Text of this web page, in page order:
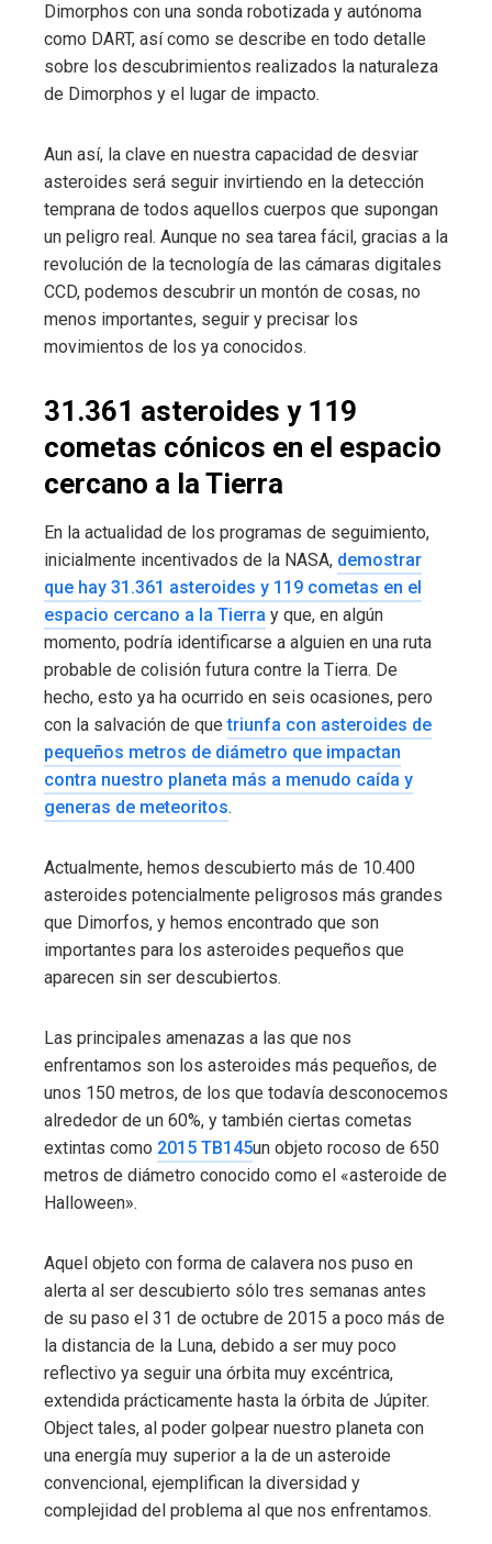
Dimorphos con una sonda robotizada y autónoma
como DART, así como se describe en todo detalle
sobre los descubrimientos realizados la naturaleza
de Dimorphos y el lugar de impacto.
Aun así, la clave en nuestra capacidad de desviar
asteroides será seguir invirtiendo en la detección
temprana de todos aquellos cuerpos que supongan
un peligro real. Aunque no sea tarea fácil, gracias a la
revolución de la tecnología de las cámaras digitales
CCD, podemos descubrir un montón de cosas, no
menos importantes, seguir y precisar los
movimientos de los ya conocidos.
31.361 asteroides y 119
cometas cónicos en el espacio
cercano a la Tierra
En la actualidad de los programas de seguimiento,
inicialmente incentivados de la NASA, demostrar
que hay 31.361 asteroides y 119 cometas en el
espacio cercano a la Tierra y que, en algún
momento, podría identificarse a alguien en una ruta
probable de colisión futura contre la Tierra. De
hecho, esto ya ha ocurrido en seis ocasiones, pero
con la salvación de quetriunfa con asteroides de
pequeños metros de diámetro que impactan
contra nuestro planeta más a menudo caída y
generas de meteoritos.
Actualmente, hemos descubierto más de 10.400
asteroides potencialmente peligrosos más grandes
que Dimorfos, y hemos encontrado que son
importantes para los asteroides pequeños que
aparecen sin ser descubiertos.
Las principales amenazas a las que nos
enfrentamos son los asteroides más pequeños, de
unos 150 metros, de los que todavía desconocemos
alrededor de un 60%, y también ciertas cometas
extintas como 2015 TB145un objeto rocoso de 650
metros de diámetro conocido como el «asteroide de
Halloween».
Aquel objeto con forma de calavera nos puso en
alerta al ser descubierto sólo tres semanas antes
de su paso el 31 de octubre de 2015 a poco más de
la distancia de la Luna, debido a ser muy poco
reflectivo ya seguir una órbita muy excéntrica,
extendida prácticamente hasta la órbita de Júpiter.
Object tales, al poder golpear nuestro planeta con
una energía muy superior a la de un asteroide
convencional, ejemplifican la diversidad y
complejidad del problema al que nos enfrentamos.